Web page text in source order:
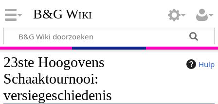
B&G Wiki
Hulp
23ste Hoogovens
Schaaktournooi:
versiegeschiedenis